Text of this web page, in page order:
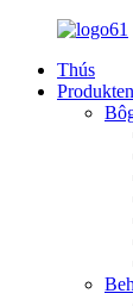
Thús
Produkten